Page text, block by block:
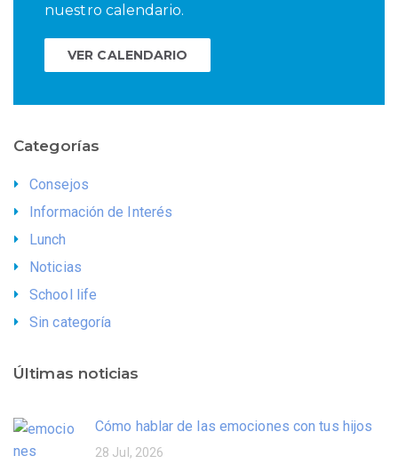
nuestro calendario.
VER CALENDARIO
Categorías
Consejos
Información de Interés
Lunch
Noticias
School life
Sin categoría
Últimas noticias
Cómo hablar de las emociones con tus hijos
28 Jul, 2026